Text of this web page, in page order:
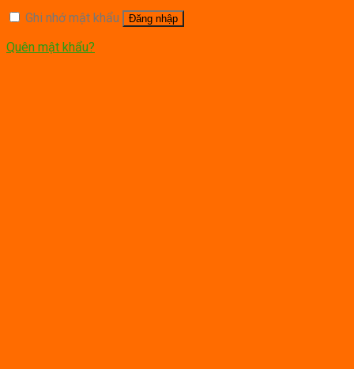
Ghi nhớ mật khẩu
Đăng nhập
Quên mật khẩu?